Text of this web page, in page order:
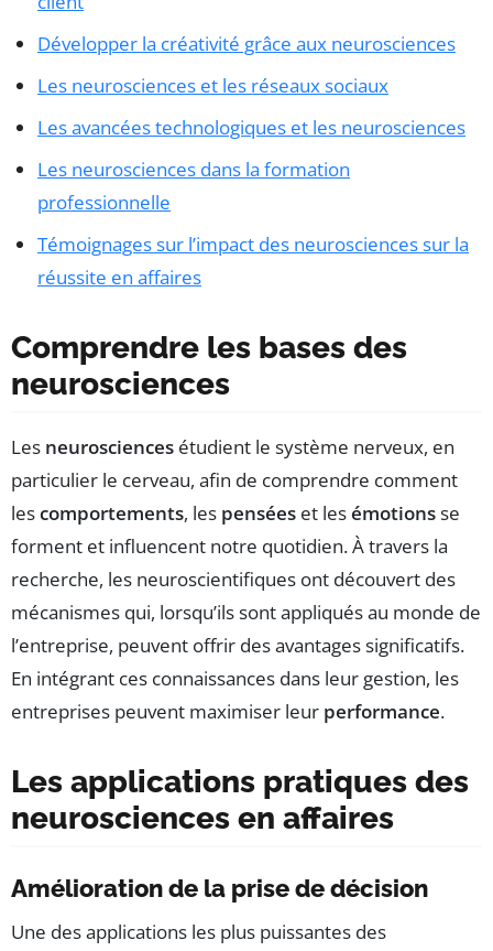
Développer la créativité grâce aux neurosciences
Les neurosciences et les réseaux sociaux
Les avancées technologiques et les neurosciences
Les neurosciences dans la formation
professionnelle
Témoignages sur l’impact des neurosciences sur la
réussite en affaires
Comprendre les bases des
neurosciences
Les neurosciences étudient le système nerveux, en
particulier le cerveau, afin de comprendre comment
lescomportements, les pensées et lesémotionsse
forment et influencent notre quotidien. À travers la
recherche, les neuroscientifiques ont découvert des
mécanismes qui, lorsqu’ils sont appliqués au monde de
l’entreprise, peuvent offrir des avantages significatifs.
En intégrant ces connaissances dans leur gestion, les
entreprises peuvent maximiser leur performance.
Les applications pratiques des
neurosciences en affaires
Amélioration de la prise de décision
Une des applications les plus puissantes des